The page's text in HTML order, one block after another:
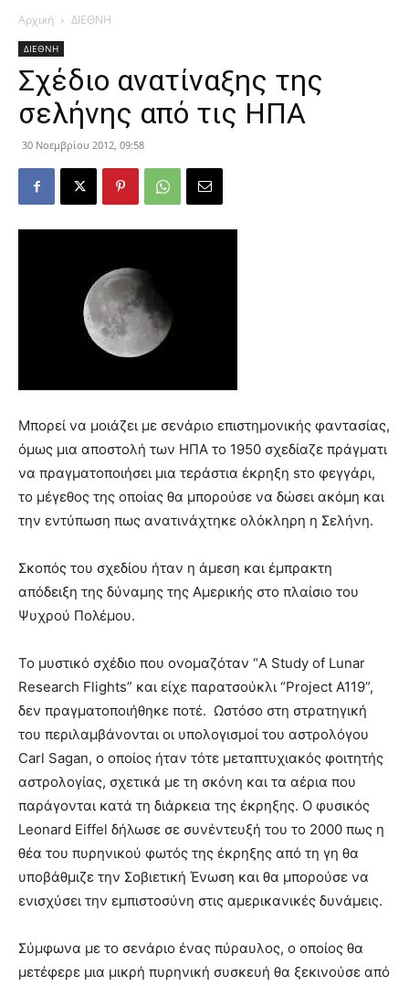
Αρχική ΔΙΕΘΝΗ
ΔΙΕΘΝΗ
Σχέδιο ανατίναξης της
σελήνης από τις ΗΠΑ
30 Νοεμβρίου 2012, 09:58
Μπορεί να μοιάζει με σενάριο επιστημονικής φαντασίας,
όμως μια αποστολή των ΗΠΑ το 1950 σχεδίαζε πράγματι
να πραγματοποιήσει μια τεράστια έκρηξη sτο φεγγάρι,
το μέγεθος της οποίας θα μπορούσε να δώσει ακόμη και
την εντύπωση πως ανατινάχτηκε ολόκληρη η Σελήνη.
Σκοπός του σχεδίου ήταν η άμεση και έμπρακτη
απόδειξη της δύναμης της Αμερικής στο πλαίσιο του
Ψυχρού Πολέμου.
Το μυστικό σχέδιο που ονομαζόταν “A Study of Lunar
Research Flights” και είχε παρατσούκλι “Project A119”,
δεν πραγματοποιήθηκε ποτέ. Ωστόσο στη στρατηγική
του περιλαμβάνονται οι υπολογισμοί του αστρολόγου
Carl Sagan, ο οποίος ήταν τότε μεταπτυχιακός φοιτητής
αστρολογίας, σχετικά με τη σκόνη και τα αέρια που
παράγονται κατά τη διάρκεια της έκρηξης. Ο φυσικός
Leonard Eiffel δήλωσε σε συνέντευξή του το 2000 πως η
θέα του πυρηνικού φωτός της έκρηξης από τη γη θα
υποβάθμιζε την Σοβιετική Ένωση και θα μπορούσε να
ενισχύσει την εμπιστοσύνη στις αμερικανικές δυνάμεις.
Σύμφωνα με το σενάριο ένας πύραυλος, ο οποίος θα
μετέφερε μια μικρή πυρηνική συσκευή θα ξεκινούσε από